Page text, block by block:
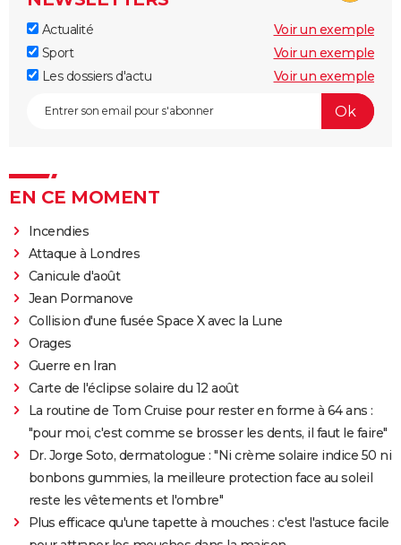
Actualité
Voir un exemple
Sport
Voir un exemple
Les dossiers d'actu
Voir un exemple
EN CE MOMENT
Incendies
Attaque à Londres
Canicule d'août
Jean Pormanove
Collision d'une fusée Space X avec la Lune
Orages
Guerre en Iran
Carte de l'éclipse solaire du 12 août
La routine de Tom Cruise pour rester en forme à 64 ans :
"pour moi, c'est comme se brosser les dents, il faut le faire"
Dr. Jorge Soto, dermatologue : "Ni crème solaire indice 50 ni
bonbons gummies, la meilleure protection face au soleil
reste les vêtements et l'ombre"
Plus efficace qu'une tapette à mouches : c'est l'astuce facile